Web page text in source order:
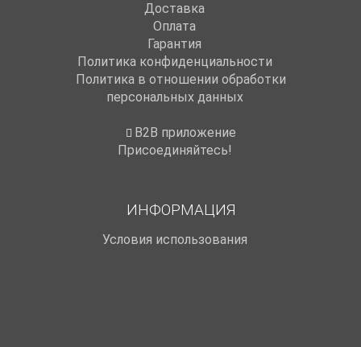
Доставка
Оплата
Гарантия
Политика конфиденциальности
Политика в отношении обработки
персональных данных
B2B приложение
Присоединяйтесь!
ИНФОРМАЦИЯ
Условия использования